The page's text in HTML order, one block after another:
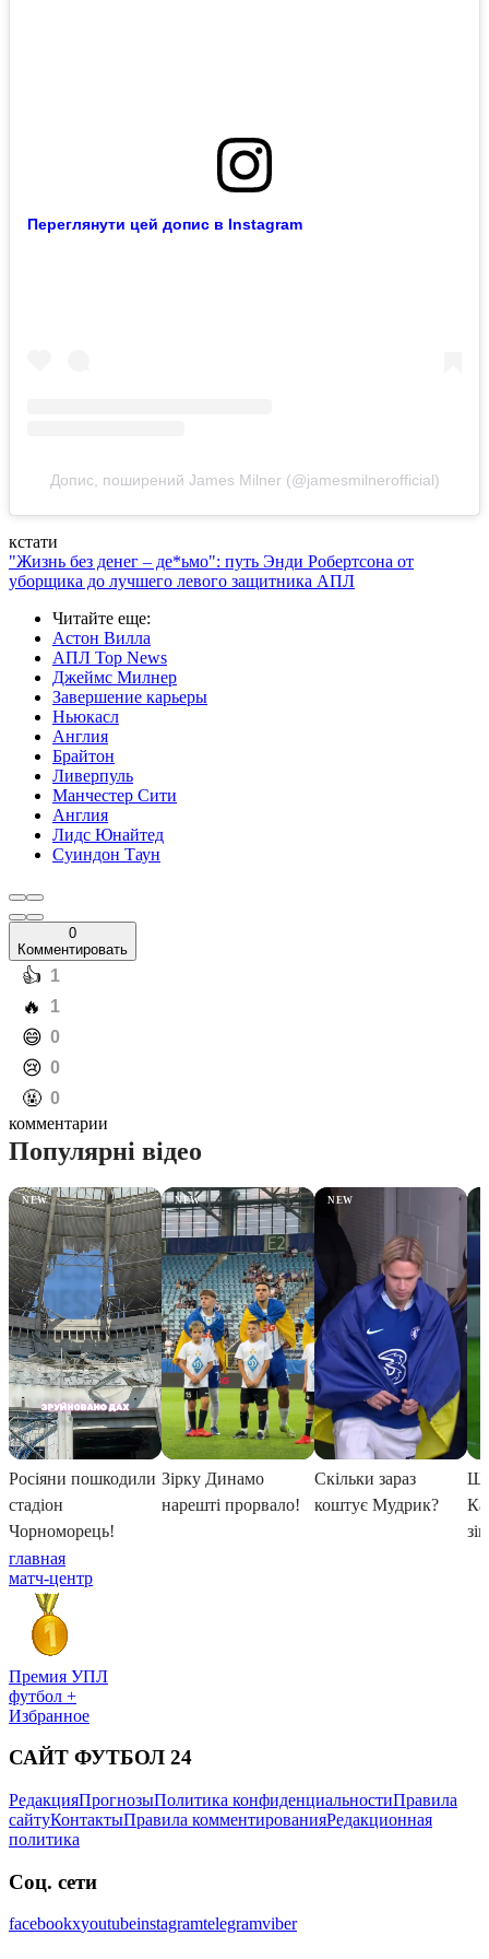
Переглянути цей допис в Instagram
Допис, поширений James Milner (@jamesmilnerofficial)
кстати
"Жизнь без денег – де*ьмо": путь Энди Робертсона от
уборщика до лучшего левого защитника АПЛ
Читайте еще:
Астон Вилла
АПЛ Top News
Джеймс Милнер
Завершение карьеры
Ньюкасл
Англия
Брайтон
Ливерпуль
Манчестер Сити
Англия
Лидс Юнайтед
Суиндон Таун
0
Комментировать
️👍 1
️🔥 1
️😄 0
️😢 0
️🤬 0
комментарии
главная
матч-центр
Премия УПЛ
футбол +
Избранное
САЙТ ФУТБОЛ 24
РедакцияПрогнозыПолитика конфиденциальностиПравила
сайтуКонтактыПравила комментированияРедакционная
политика
Соц. сети
facebookxyoutubeinstagramtelegramviber